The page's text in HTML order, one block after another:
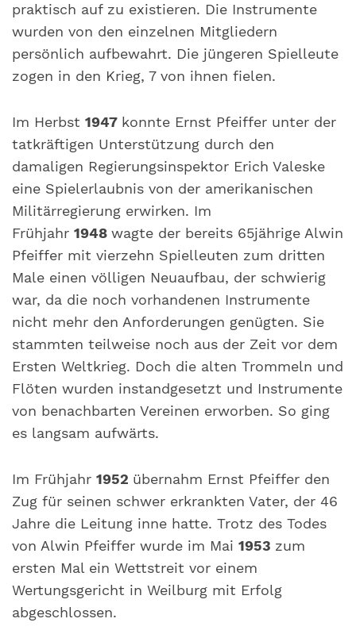
praktisch auf zu existieren. Die Instrumente
wurden von den einzelnen Mitgliedern
persönlich aufbewahrt. Die jüngeren Spielleute
zogen in den Krieg, 7 von ihnen fielen.
Im Herbst 1947 konnte Ernst Pfeiffer unter der
tatkräftigen Unterstützung durch den
damaligen Regierungsinspektor Erich Valeske
eine Spielerlaubnis von der amerikanischen
Militärregierung erwirken. Im
Frühjahr 1948 wagte der bereits 65jährige Alwin
Pfeiffer mit vierzehn Spielleuten zum dritten
Male einen völligen Neuaufbau, der schwierig
war, da die noch vorhandenen Instrumente
nicht mehr den Anforderungen genügten. Sie
stammten teilweise noch aus der Zeit vor dem
Ersten Weltkrieg. Doch die alten Trommeln und
Flöten wurden instandgesetzt und Instrumente
von benachbarten Vereinen erworben. So ging
es langsam aufwärts.
Im Frühjahr 1952 übernahm Ernst Pfeiffer den
Zug für seinen schwer erkrankten Vater, der 46
Jahre die Leitung inne hatte. Trotz des Todes
von Alwin Pfeiffer wurde im Mai 1953 zum
ersten Mal ein Wettstreit vor einem
Wertungsgericht in Weilburg mit Erfolg
abgeschlossen.